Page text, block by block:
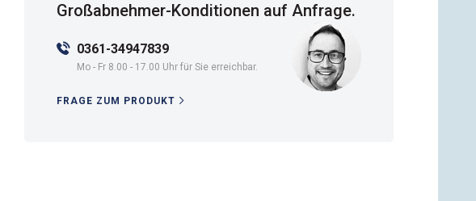
Großabnehmer-Konditionen auf Anfrage.
0361-34947839
Mo - Fr 8.00 - 17.00 Uhr für Sie erreichbar.
FRAGE ZUM PRODUKT